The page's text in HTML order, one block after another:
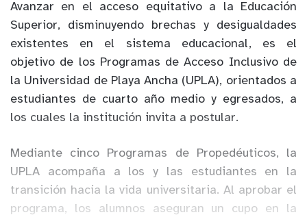
Avanzar en el acceso equitativo a la Educación
Superior, disminuyendo brechas y desigualdades
existentes en el sistema educacional, es el
objetivo de los Programas de Acceso Inclusivo de
la Universidad de Playa Ancha (UPLA), orientados a
estudiantes de cuarto año medio y egresados, a
los cuales la institución invita a postular.
Mediante cinco Programas de Propedéuticos, la
UPLA acompaña a los y las estudiantes en la
transición hacia la vida universitaria. Al aprobar el
programa, los alumnos aseguran un cupo en la